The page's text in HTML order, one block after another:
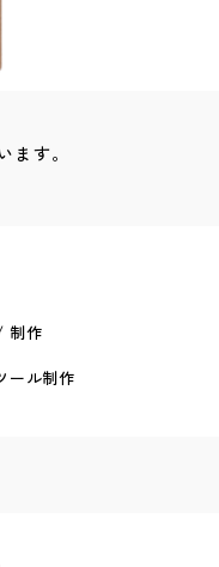
ます。
制作
ール制作